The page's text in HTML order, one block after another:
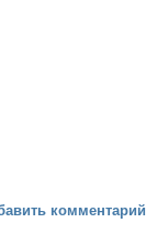
комментарий